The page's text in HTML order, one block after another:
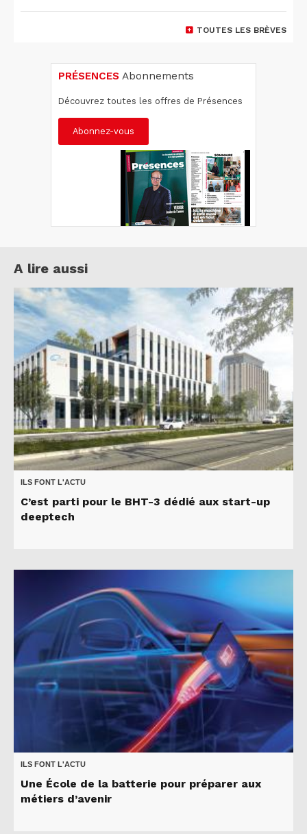
TOUTES LES BRÈVES
PRÉSENCES Abonnements
Découvrez toutes les offres de Présences
Abonnez-vous
A lire aussi
ILS FONT L'ACTU
C’est parti pour le BHT-3 dédié aux start-up
deeptech
ILS FONT L'ACTU
Une École de la batterie pour préparer aux
métiers d’avenir